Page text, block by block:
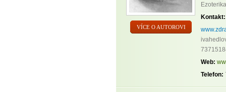
VÍCE O AUTOROVI
Kontakt:
Web:
Telefon: